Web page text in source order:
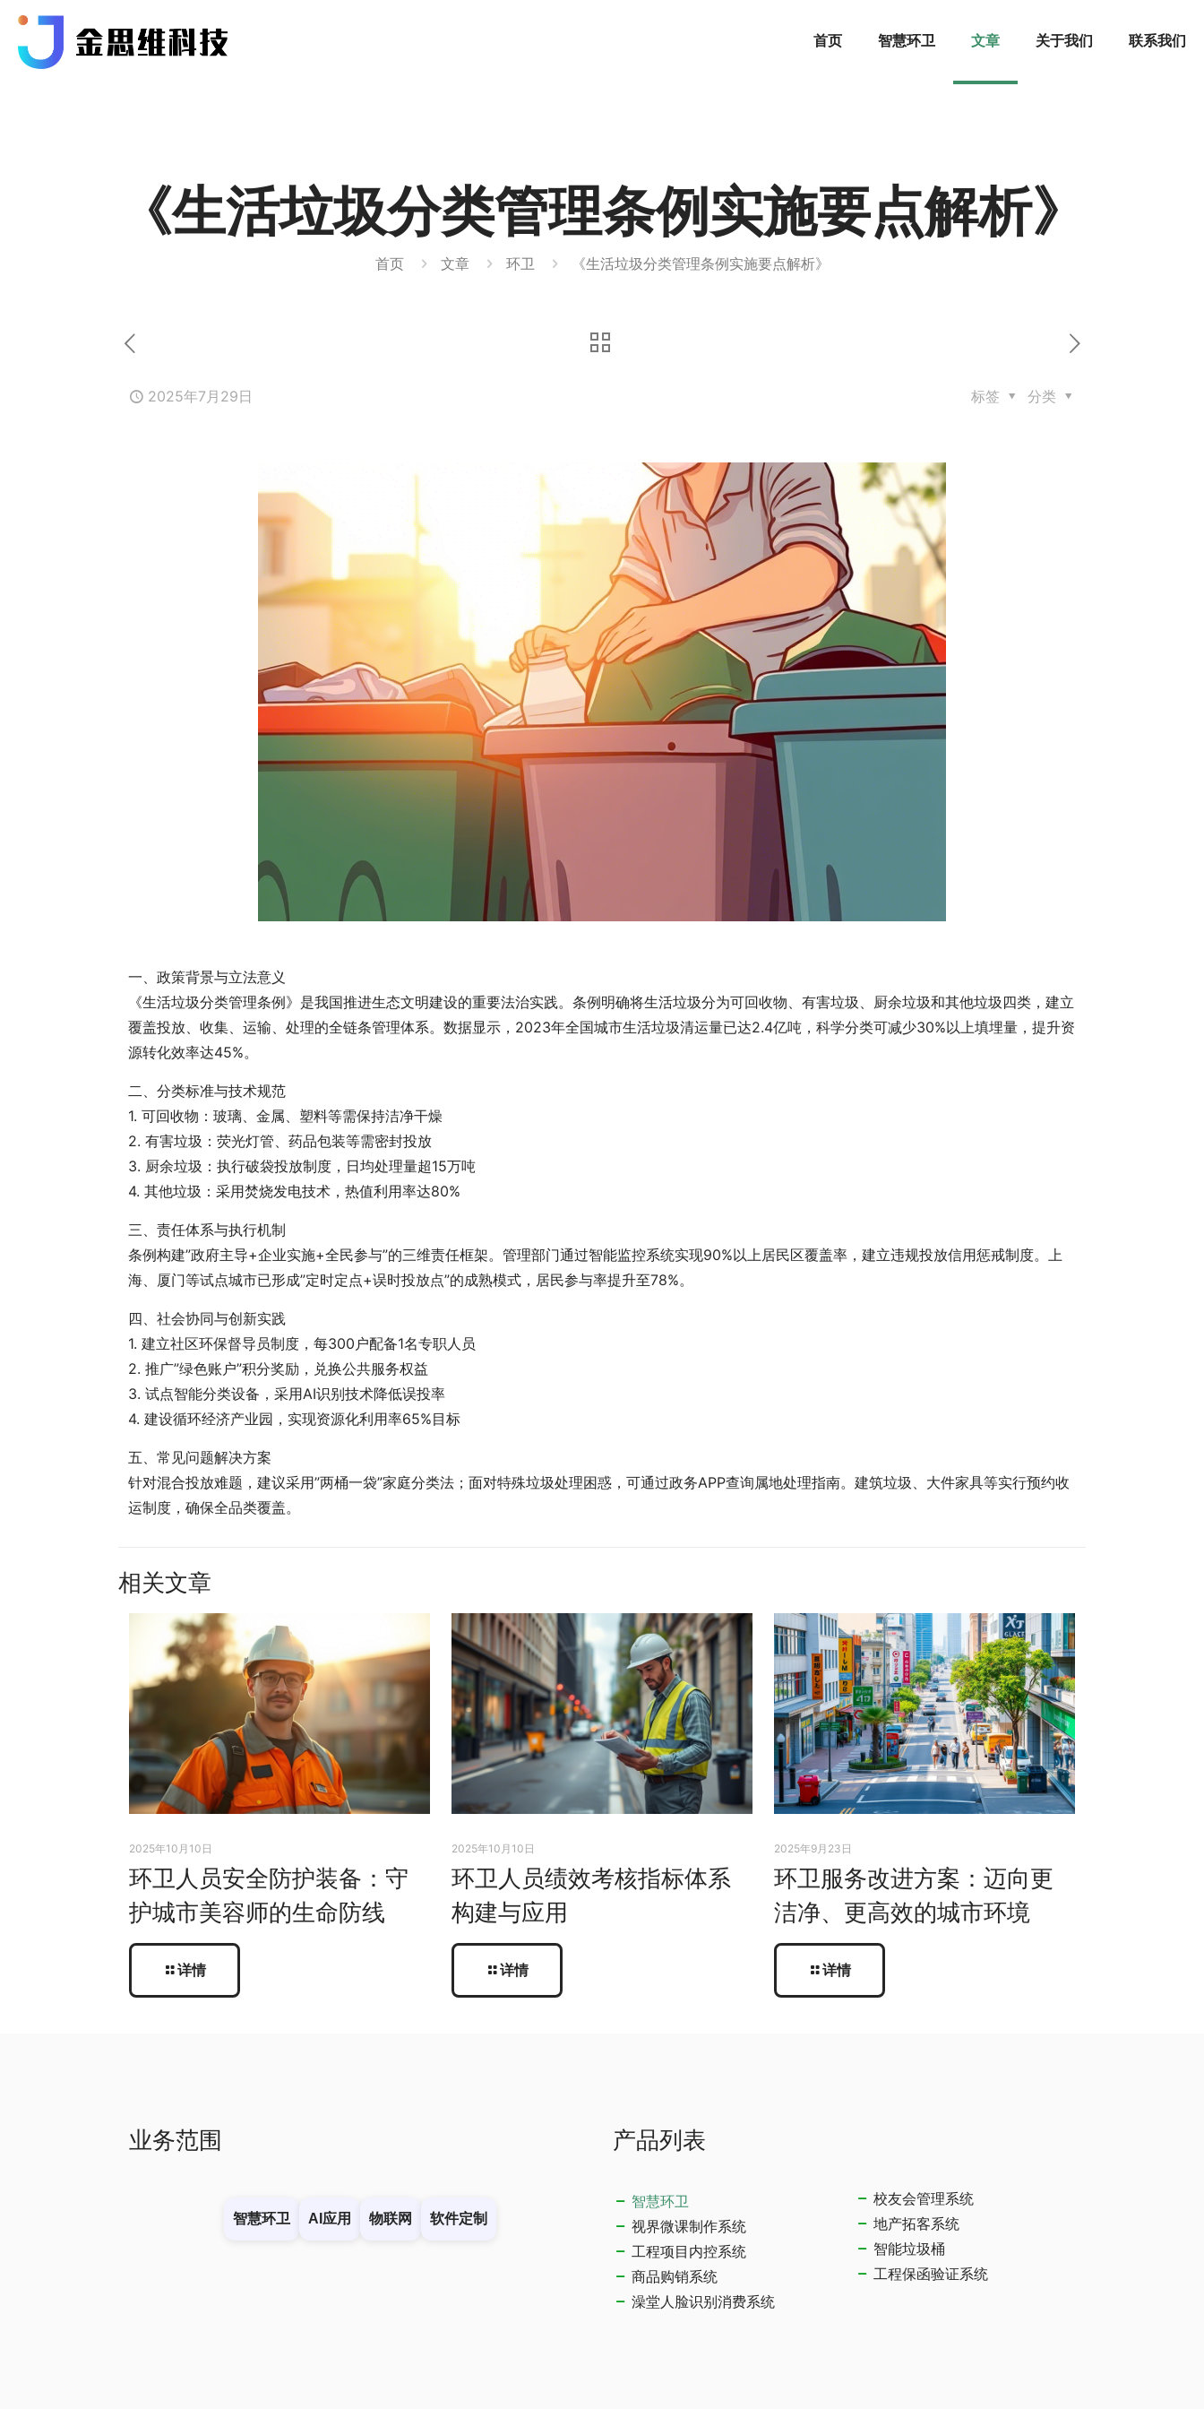
首页 智慧环卫 文章 关于我们 联系我们
《生活垃圾分类管理条例实施要点解析》
首页 文章 环卫 《生活垃圾分类管理条例实施要点解析》
2025年7月29日 分类
标签
一、政策背景与立法意义
《生活垃圾分类管理条例》是我国推进生态文明建设的重要法治实践。条例明确将生活垃圾分为可回收物、有害垃圾、厨余垃圾和其他垃圾四类，建立
覆盖投放、收集、运输、处理的全链条管理体系。数据显示，2023年全国城市生活垃圾清运量已达2.4亿吨，科学分类可减少30%以上填埋量，提升资
源转化效率达45%。
二、分类标准与技术规范
1. 可回收物：玻璃、金属、塑料等需保持洁净干燥
2. 有害垃圾：荧光灯管、药品包装等需密封投放
3. 厨余垃圾：执行破袋投放制度，日均处理量超15万吨
4. 其他垃圾：采用焚烧发电技术，热值利用率达80%
三、责任体系与执行机制
条例构建”政府主导+企业实施+全民参与”的三维责任框架。管理部门通过智能监控系统实现90%以上居民区覆盖率，建立违规投放信用惩戒制度。上
海、厦门等试点城市已形成”定时定点+误时投放点”的成熟模式，居民参与率提升至78%。
四、社会协同与创新实践
1. 建立社区环保督导员制度，每300户配备1名专职人员
2. 推广”绿色账户”积分奖励，兑换公共服务权益
3. 试点智能分类设备，采用AI识别技术降低误投率
4. 建设循环经济产业园，实现资源化利用率65%目标
五、常见问题解决方案
针对混合投放难题，建议采用”两桶一袋”家庭分类法；面对特殊垃圾处理困惑，可通过政务APP查询属地处理指南。建筑垃圾、大件家具等实行预约收
运制度，确保全品类覆盖。
相关文章
2025年10月10日
环卫人员安全防护装备：守
护城市美容师的生命防线
详情
2025年10月10日
环卫人员绩效考核指标体系
构建与应用
详情
2025年9月23日
环卫服务改进方案：迈向更
洁净、更高效的城市环境
详情
业务范围
智慧环卫 AI应用 物联网 软件定制
产品列表
智慧环卫
视界微课制作系统
工程项目内控系统
商品购销系统
澡堂人脸识别消费系统
校友会管理系统
地产拓客系统
智能垃圾桶
工程保函验证系统